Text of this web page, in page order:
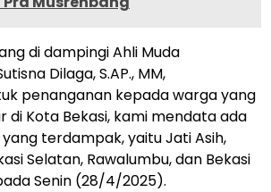
di dampingi Ahli Muda
Dilaga, S.AP., MM,
penanganan kepada warga yang
di Kota Bekasi, kami mendata ada
terdampak, yaitu Jati Asih,
Selatan, Rawalumbu, dan Bekasi
Senin (28/4/2025).